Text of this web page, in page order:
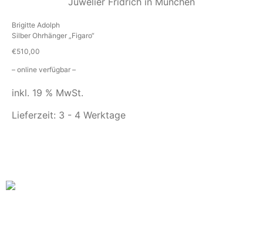
Brigitte Adolph
Silber Ohrhänger „Figaro“
€510,00
– online verfügbar –
inkl. 19 % MwSt.
Lieferzeit: 3 - 4 Werktage